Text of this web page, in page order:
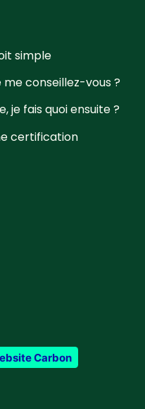
simple
conseillez-vous ?
je fais quoi ensuite ?
certification
Carbon